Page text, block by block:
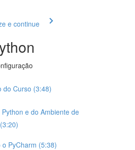
e continue
do Curso (3:48)
e do Ambiente de
PyCharm (5:38)